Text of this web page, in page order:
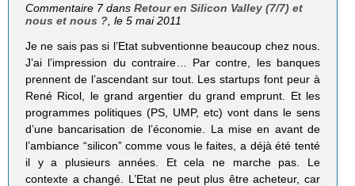
Commentaire 7 dansRetour en Silicon Valley (7/7) et
nous et nous ? , le 5 mai 2011
Je ne sais pas si l’Etat subventionne beaucoup chez nous.
J’ai l’impression du contraire… Par contre, les banques
prennent de l’ascendant sur tout. Les startups font peur à
René Ricol, le grand argentier du grand emprunt. Et les
programmes politiques (PS, UMP, etc) vont dans le sens
d’une bancarisation de l’économie. La mise en avant de
l’ambiance “silicon” comme vous le faites, a déjà été tenté
il y a plusieurs années. Et cela ne marche pas. Le
contexte a changé. L’Etat ne peut plus être acheteur, car